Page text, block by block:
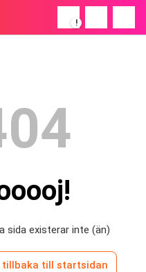
!
sida existerar inte (än)
tillbaka till startsidan